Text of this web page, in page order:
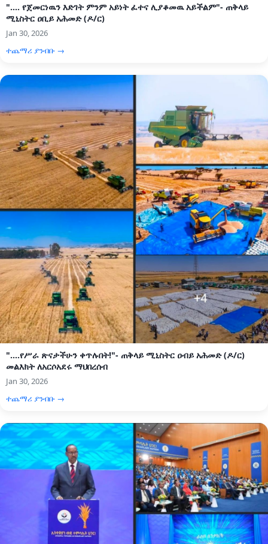
".... የጀመርነዉን እድገት ምንም አይነት ፈተና ሊያቆመዉ አይችልም"- ጠቅላይ
ሚኒስትር ዐቢይ አሕመድ (ዶ/ር)
Jan 30, 2026
ተጨማሪ ያንብቡ →
"....የሥራ ጽናታችሁን ቀጥሉበት!"- ጠቅላይ ሚኒስትር ዐብይ አሕመድ (ዶ/ር)
መልእክት ለአርሶአደሩ ማህበረሰብ
Jan 30, 2026
ተጨማሪ ያንብቡ →